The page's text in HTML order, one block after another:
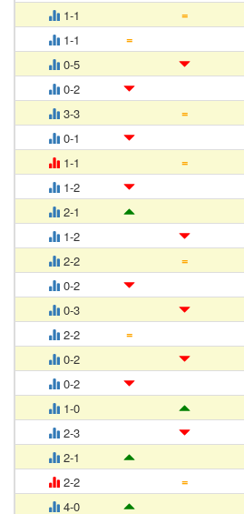
1-1
=
1-1
=
0-5
0-2
3-3
=
0-1
1-1
=
1-2
2-1
1-2
2-2
=
0-2
0-3
2-2
=
0-2
0-2
1-0
2-3
2-1
2-2
=
4-0